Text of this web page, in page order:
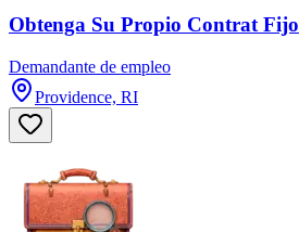
Obtenga Su Propio Contrat Fijo
Demandante de empleo
Providence, RI